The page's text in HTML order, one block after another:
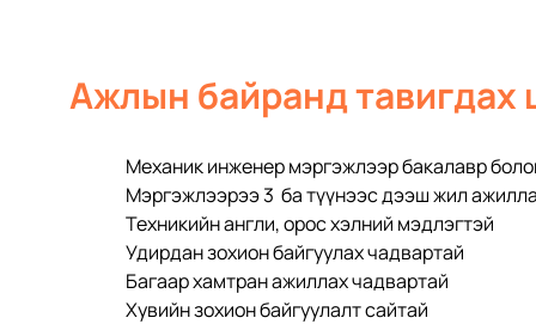
Ажлын байранд тавигдах
Механик инженер мэргэжлээр бакалавр
Мэргэжлээрээ 3  ба түүнээс дээш жил
Техникийн англи, орос хэлний мэдлэгтэй
Удирдан зохион байгуулах чадвартай
Багаар хамтран ажиллах чадвартай
Хувийн зохион байгуулалт сайтай